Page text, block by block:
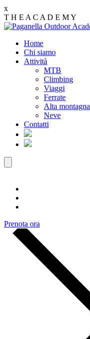
x
T H E A C A D E MY
Home
Chi siamo
Attività
MTB
Climbing
Viaggi
Ferrate
Alta montagna
Neve
Contatti
Prenota ora